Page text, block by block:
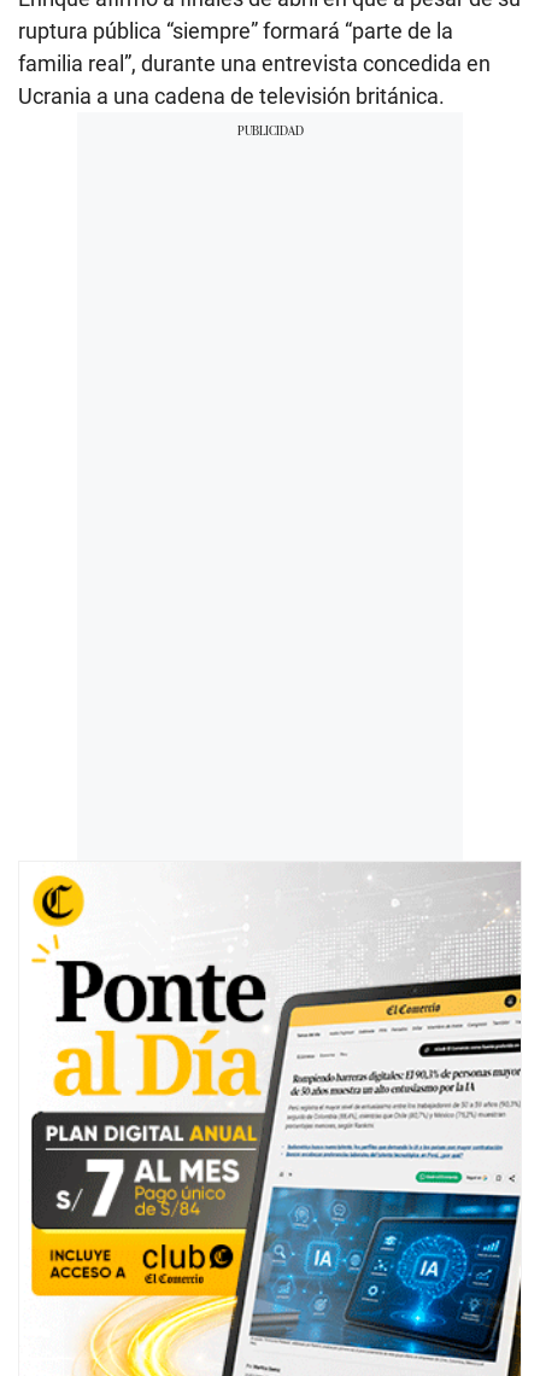
ruptura pública “siempre” formará “parte de la
familia real”, durante una entrevista concedida en
Ucrania a una cadena de televisión británica.